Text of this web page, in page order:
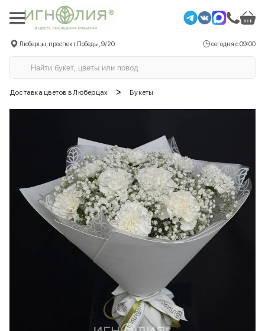
Люберцы, проспект Победы, 9/20 сегодня с 09:00
Доставка цветов в Люберцах > Букеты